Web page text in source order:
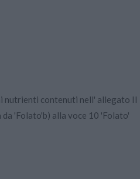
nutrienti contenuti nell' allegato II
'Folato'b) alla voce 10 'Folato' 